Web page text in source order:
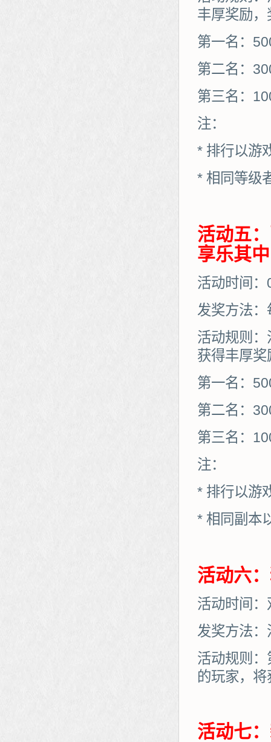
丰厚奖励
第一名：
第二名：
第三名：
注：
* 排行以游
* 相同等级
活动五
享乐其中
活动时间
发奖方法：
活动规则
获得丰厚
第一名：
第二名：
第三名：
注：
* 排行以游
* 相同副本
活动六
活动时间
发奖方法
活动规则
的玩家，
活动七